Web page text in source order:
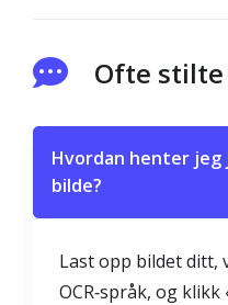
Ofte stilte
Hvordan henter
bilde?
Last opp bildet ditt,
OCR‑språk, og